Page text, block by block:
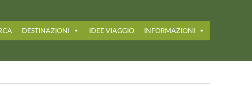
DESTINAZIONI IDEE VIAGGIO INFORMAZIONI